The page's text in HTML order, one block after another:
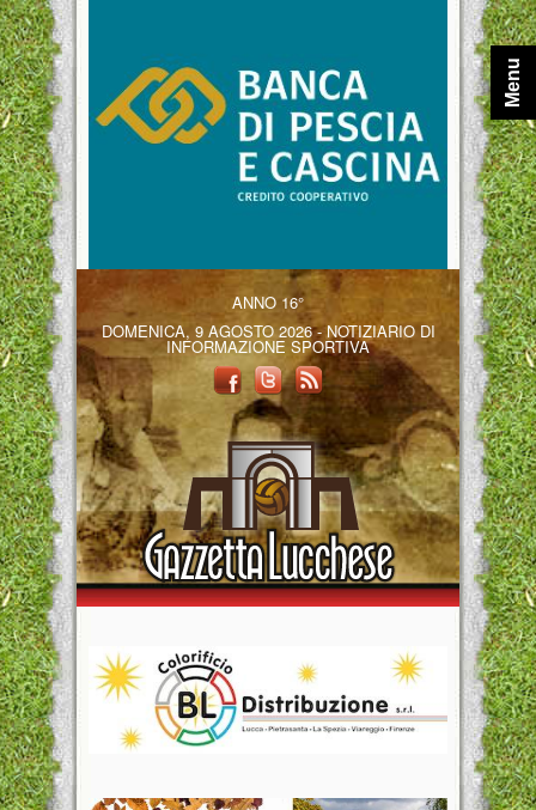
ANNO 16°
DOMENICA, 9 AGOSTO 2026 - NOTIZIARIO DI
INFORMAZIONE SPORTIVA
Menu